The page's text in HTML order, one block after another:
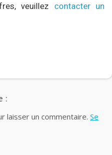
veuillez contacter un
:
laisser un commentaire. Se